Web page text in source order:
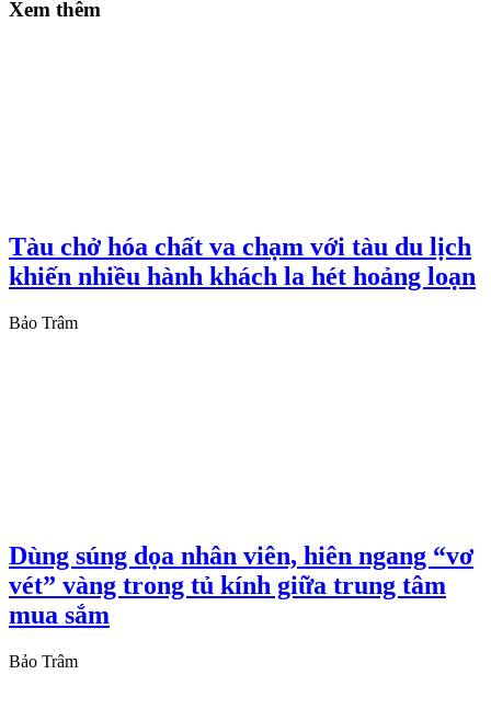
Xem thêm
Tàu chở hóa chất va chạm với tàu du lịch
khiến nhiều hành khách la hét hoảng loạn
Bảo Trâm
Dùng súng dọa nhân viên, hiên ngang “vơ
vét” vàng trong tủ kính giữa trung tâm
mua sắm
Bảo Trâm